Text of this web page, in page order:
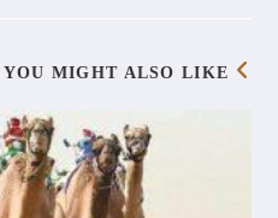
YOU MIGHT ALSO LIKE